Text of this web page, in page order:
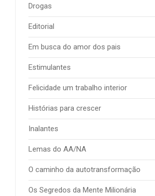
Drogas
Editorial
Em busca do amor dos pais
Estimulantes
Felicidade um trabalho interior
Histórias para crescer
Inalantes
Lemas do AA/NA
O caminho da autotransformação
Os Segredos da Mente Milionária